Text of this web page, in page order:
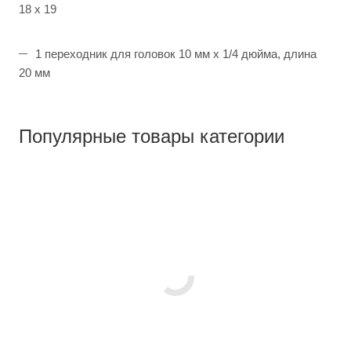
18 x 19
1 переходник для головок 10 мм x 1/4 дюйма, длина
20 мм
Популярные товары категории